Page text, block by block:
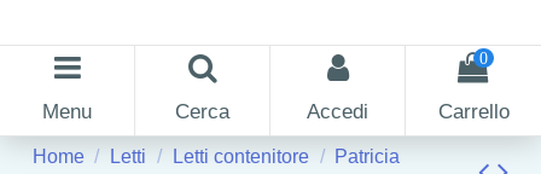
Menu Cerca Accedi
0
Carrello
Home Letti Letti contenitore
Patricia